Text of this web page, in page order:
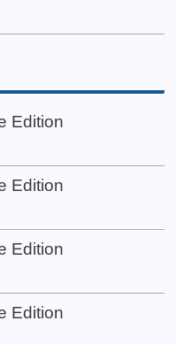
Edition
Edition
Edition
Edition